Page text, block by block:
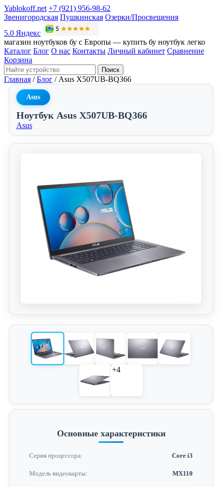
Yablokoff.net +7 (921) 956-98-62
Звенигородская Пушкинская Озерки/Просвещения
5.0 Яндекс
магазин ноутбуков бу с Европы — купить бу ноутбук легко
Каталог Блог О нас Контакты Личный кабинет Сравнение
Корзина
Поиск
Главная / Блог / Asus X507UB-BQ366
Asus
Ноутбук Asus X507UB-BQ366
Asus
+4
Основные характеристики
Серия процессора: Core i3
Модель видеокарты: MX110